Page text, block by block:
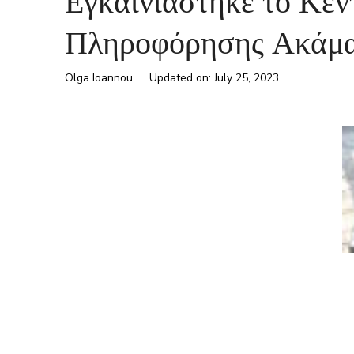
Πληροφόρησης
Olga Ioannou Updated on:July 25, 2023